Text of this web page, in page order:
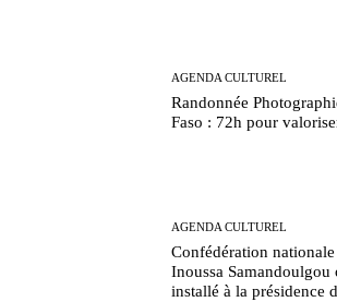
AGENDA CULTUREL
Randonnée
Faso : 72h pour
AGENDA CULTUREL
Confédération
Inoussa
installé à la présidence